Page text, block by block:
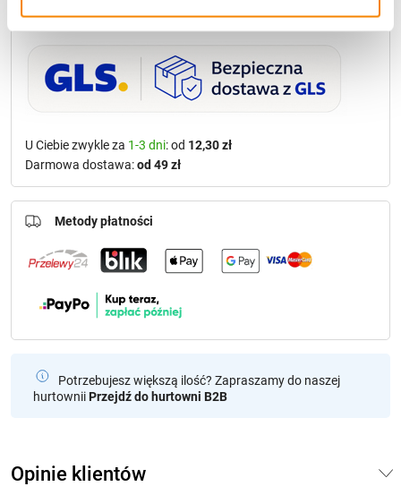
Potrzebujesz większą ilość? Zapraszamy do naszej
hurtowniiPrzejdź do hurtowni B2B
U Ciebie zwykle za 1-3 dni: od 12,30 zł
Darmowa dostawa:od 49 zł
Metody płatności
Opinie klientów